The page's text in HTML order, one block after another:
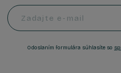
Zadajte e-mail
Odoslaním formulára súhlasíte so